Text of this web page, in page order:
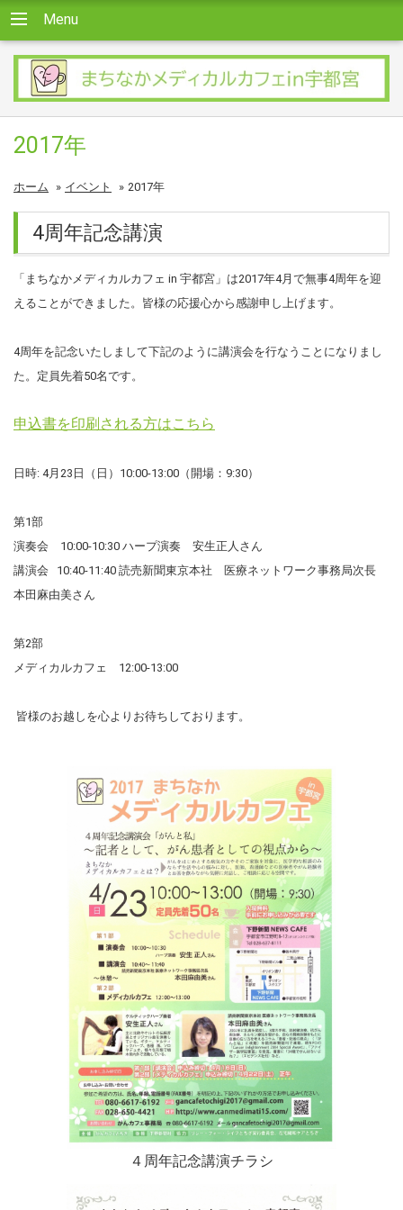
Menu
2017年
ホーム » イベント » 2017年
4周年記念講演
「まちなかメディカルカフェ in 宇都宮」は2017年4月で無事4周年を迎
えることができました。皆様の応援心から感謝申し上げます。
4周年を記念いたしまして下記のように講演会を行なうことになりまし
た。定員先着50名です。
申込書を印刷される方はこちら
日時: 4月23日（日）10:00-13:00（開場：9:30）
第1部
演奏会 10:00-10:30 ハープ演奏 安生正人さん
講演会 10:40-11:40 読売新聞東京本社 医療ネットワーク事務局次長
本田麻由美さん
第2部
メディカルカフェ 12:00-13:00
皆様のお越しを心よりお待ちしております。
４周年記念講演チラシ